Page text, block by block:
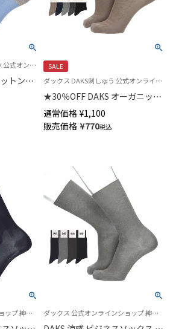
ダックス DAKS刺しゅう入り 公式オンラインショップ 紳士 靴下
トン混
かか
丈 ミ
SALE
ダックス DAKS刺しゅう 公式オンラインショップ 紳士 靴下
★30％OFF DAKS オーガニック
コットン混 かかとしっかりホー
ルド ベーシックチェックリンク
ス クルー丈 メンズ カジュアル
通常価格 ¥1,100
販売価格 ¥770税込
ダックス 公式オンラインショップ 紳士 靴下 ダックス 公式オンラインショップ 紳士 靴下